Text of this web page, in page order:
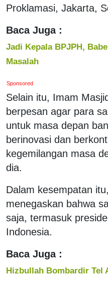
Proklamasi, Jakarta,
Baca Juga :
Jadi Kepala BPJPH,
Masalah
Sponsored
Selain itu, Imam
berpesan agar para
untuk masa depan
berinovasi dan
kegemilangan masa
dia.
Dalam kesempatan
menegaskan bahwa
saja, termasuk
Indonesia.
Baca Juga :
Hizbullah Bombardir Tel